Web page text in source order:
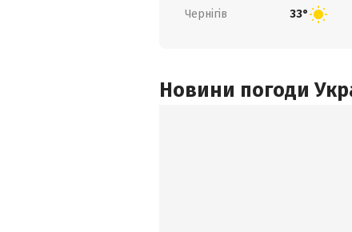
Чернігів 33°
Новини погоди